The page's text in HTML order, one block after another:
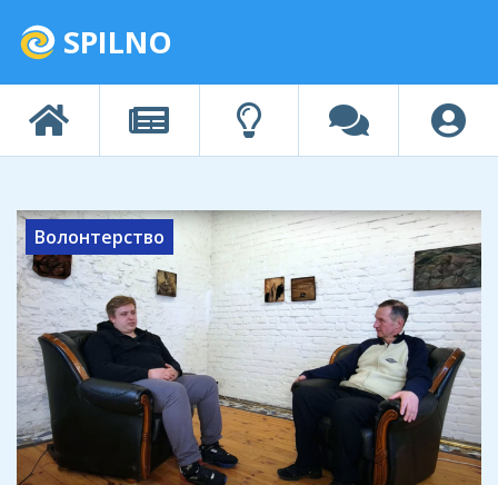
SPILNO
Волонтерство